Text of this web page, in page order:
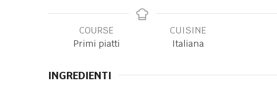
COURSE
Primi piatti
CUISINE
Italiana
INGREDIENTI